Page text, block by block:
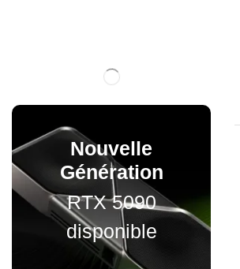
Nouvelle
Génération
RTX 5090
disponible